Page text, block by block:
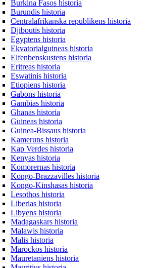
Burkina Fasos historia
Burundis historia
Centralafrikanska republikens historia
Djiboutis historia
Egyptens historia
Ekvatorialguineas historia
Elfenbenskustens historia
Eritreas historia
Eswatinis historia
Etiopiens historia
Gabons historia
Gambias historia
Ghanas historia
Guineas historia
Guinea-Bissaus historia
Kameruns historia
Kap Verdes historia
Kenyas historia
Komorernas historia
Kongo-Brazzavilles historia
Kongo-Kinshasas historia
Lesothos historia
Liberias historia
Libyens historia
Madagaskars historia
Malawis historia
Malis historia
Marockos historia
Mauretaniens historia